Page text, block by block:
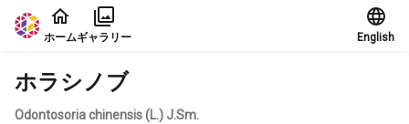
本文に飛ぶ
ホームギャラリー English
ホラシノブ
Odontosoria chinensis (L.) J.Sm.